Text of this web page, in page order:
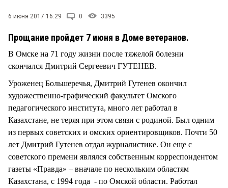
6 июня 2017 16:29 0 3395
Прощание пройдет 7 июня в Доме ветеранов.
В Омске на 71 году жизни после тяжелой болезни
скончался Дмитрий Сергеевич ГУТЕНЕВ.
Уроженец Большеречья, Дмитрий Гутенев окончил
художественно-графический факультет Омского
педагогического института, много лет работал в
Казахстане, не теряя при этом связи с родиной. Был одним
из первых советских и омских ориентировщиков. Почти 50
лет Дмитрий Гутенев отдал журналистике. Он еще с
советского премени являлся собственным корреспондентом
газеты «Правда» – вначале по нескольким областям
Казахстана, с 1994 года - по Омской области. Работал